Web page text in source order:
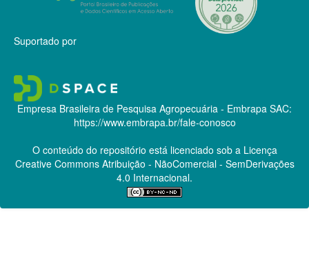
Suportado por
Empresa Brasileira de Pesquisa Agropecuária - Embrapa SAC:
https://www.embrapa.br/fale-conosco
O conteúdo do repositório está licenciado sob a Licença
Creative CommonsAtribuição - NãoComercial - SemDerivações
4.0 Internacional.